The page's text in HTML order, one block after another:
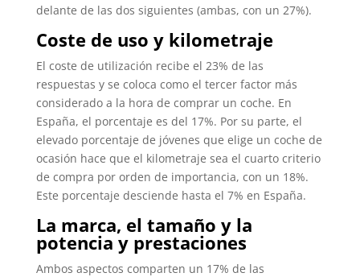
delante de las dos siguientes (ambas, con un 27%).
Coste de uso y kilometraje
El coste de utilización recibe el 23% de las
respuestas y se coloca como el tercer factor más
considerado a la hora de comprar un coche. En
España, el porcentaje es del 17%. Por su parte, el
elevado porcentaje de jóvenes que elige un coche de
ocasión hace que el kilometraje sea el cuarto criterio
de compra por orden de importancia, con un 18%.
Este porcentaje desciende hasta el 7% en España.
La marca, el tamaño y la
potencia y prestaciones
Ambos aspectos comparten un 17% de las